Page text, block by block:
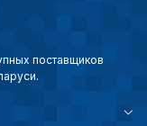
поставщиков